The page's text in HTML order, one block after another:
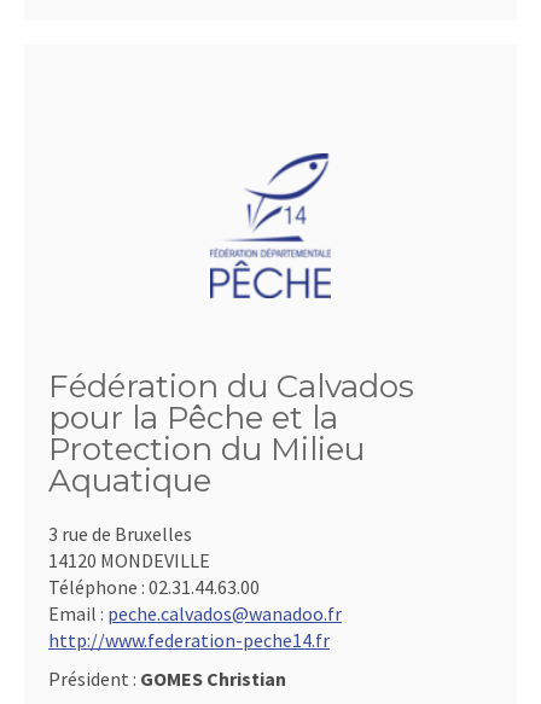
Fédération du Calvados
pour la Pêche et la
Protection du Milieu
Aquatique
3 rue de Bruxelles
14120 MONDEVILLE
Téléphone : 02.31.44.63.00
Email : peche.calvados@wanadoo.fr
http://www.federation-peche14.fr
Président : GOMES Christian